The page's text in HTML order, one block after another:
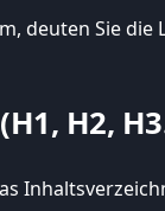
deuten Sie
H2,